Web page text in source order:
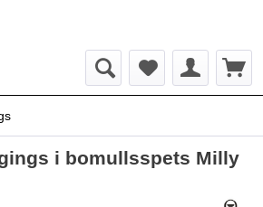
i bomullsspets Milly